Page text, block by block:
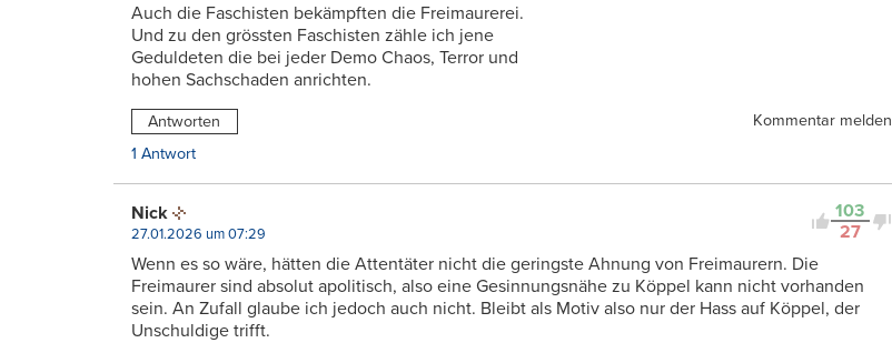
Auch die Faschisten bekämpften die Freimaurerei.
Und zu den grössten Faschisten zähle ich jene
Geduldeten die bei jeder Demo Chaos, Terror und
hohen Sachschaden anrichten.
Antworten
Kommentar melden
1 Antwort
103
27
Nick
27.01.2026 um 07:29
Wenn es so wäre, hätten die Attentäter nicht die geringste Ahnung von Freimaurern. Die
Freimaurer sind absolut apolitisch, also eine Gesinnungsnähe zu Köppel kann nicht vorhanden
sein. An Zufall glaube ich jedoch auch nicht. Bleibt als Motiv also nur der Hass auf Köppel, der
Unschuldige trifft.